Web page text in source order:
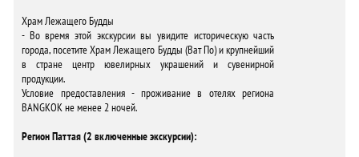
Храм Лежащего Будды
- Во время этой экскурсии вы увидите историческую часть
города, посетите Храм Лежащего Будды (Ват По) и крупнейший
в стране центр ювелирных украшений и сувенирной
продукции.
Условие предоставления - проживание в отелях региона
BANGKOK не менее 2 ночей.
Регион Паттая (2 включенные экскурсии):